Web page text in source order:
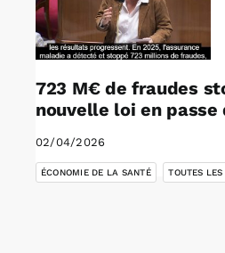
723 M€ de fraudes
nouvelle loi en passe
02/04/2026
ÉCONOMIE DE LA SANTÉ TOUTES